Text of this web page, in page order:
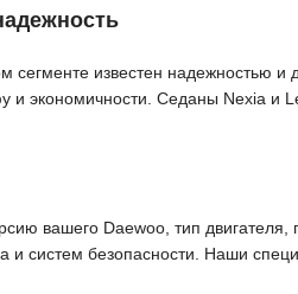
сегменте известен надежностью
и экономичности. Седаны Nexia
вашего Daewoo, тип двигателя,
и систем безопасности. Наши